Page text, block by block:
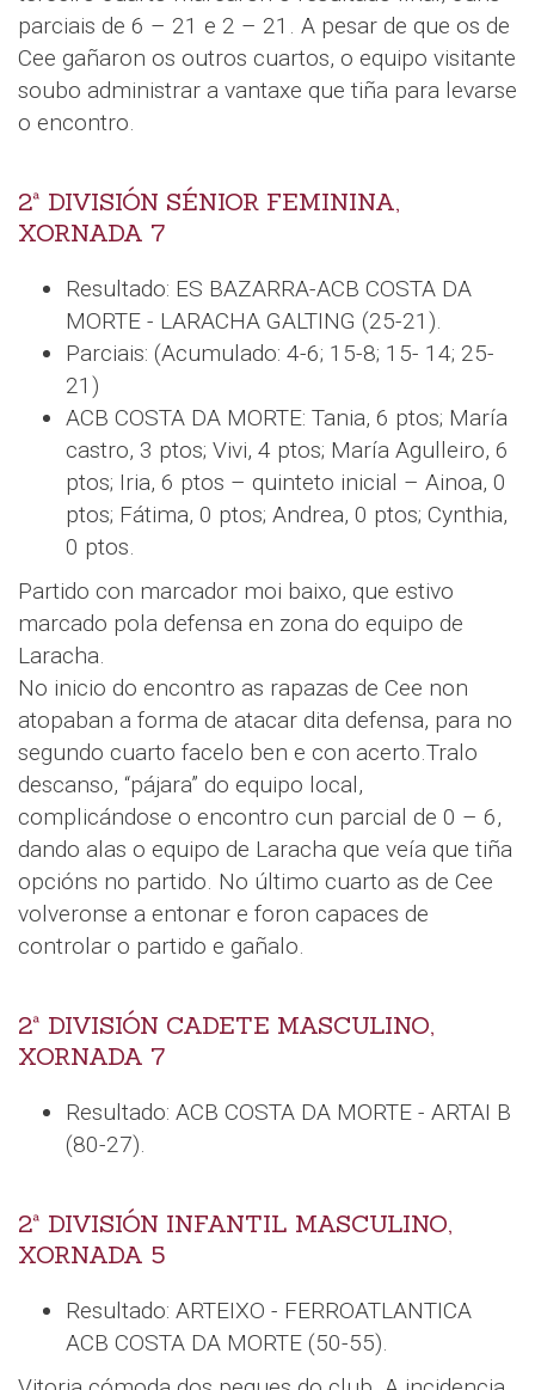
parciais de 6 – 21 e 2 – 21. A pesar de que os de
Cee gañaron os outros cuartos, o equipo visitante
soubo administrar a vantaxe que tiña para levarse
o encontro.
2ª DIVISIÓN SÉNIOR FEMININA,
XORNADA 7
Resultado: ES BAZARRA-ACB COSTA DA
MORTE - LARACHA GALTING (25-21).
Parciais: (Acumulado: 4-6; 15-8; 15- 14; 25-
21)
ACB COSTA DA MORTE: Tania, 6 ptos; María
castro, 3 ptos; Vivi, 4 ptos; María Agulleiro, 6
ptos; Iria, 6 ptos – quinteto inicial – Ainoa, 0
ptos; Fátima, 0 ptos; Andrea, 0 ptos; Cynthia,
0 ptos.
Partido con marcador moi baixo, que estivo
marcado pola defensa en zona do equipo de
Laracha.
No inicio do encontro as rapazas de Cee non
atopaban a forma de atacar dita defensa, para no
segundo cuarto facelo ben e con acerto.Tralo
descanso, “pájara” do equipo local,
complicándose o encontro cun parcial de 0 – 6,
dando alas o equipo de Laracha que veía que tiña
opcións no partido. No último cuarto as de Cee
volveronse a entonar e foron capaces de
controlar o partido e gañalo.
2ª DIVISIÓN CADETE MASCULINO,
XORNADA 7
Resultado: ACB COSTA DA MORTE - ARTAI B
(80-27).
2ª DIVISIÓN INFANTIL MASCULINO,
XORNADA 5
Resultado: ARTEIXO - FERROATLANTICA
ACB COSTA DA MORTE (50-55).